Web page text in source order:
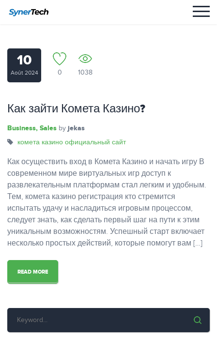
10
Août 2024 0 1038
Как зайти Комета Казино?
Business, Sales by jekas
комета казино официальный сайт
Как осуществить вход в Комета Казино и начать игру В
современном мире виртуальных игр доступ к
развлекательным платформам стал легким и удобным.
Тем, комета казино регистрация кто стремится
испытать удачу и насладиться игровым процессом,
следует знать, как сделать первый шаг на пути к этим
уникальным возможностям. Успешный старт включает
несколько простых действий, которые помогут вам […]
READ MORE